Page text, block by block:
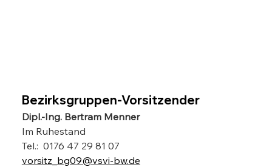
Bezirksgruppen-Vorsitzender
Dipl.-Ing. Bertram Menner
Im Ruhestand
Tel.:  0176 47 29 81 07
vorsitz_bg09@vsvi-bw.de